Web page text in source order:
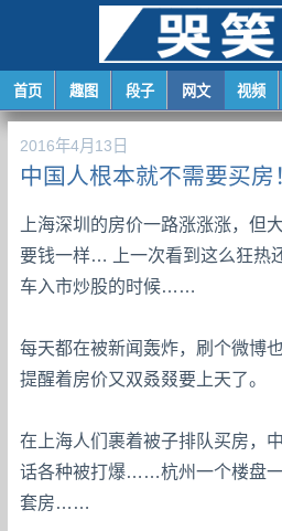
首页 趣图 段子 网文 视频
2016年4月13日
中国人根本就不需要买房
上海深圳的房价一路涨涨涨，但
要钱一样… 上一次看到这么狂热
车入市炒股的时候……
每天都在被新闻轰炸，刷个微博
提醒着房价又双叒叕要上天了。
在上海人们裹着被子排队买房，
话各种被打爆……杭州一个楼盘
套房……